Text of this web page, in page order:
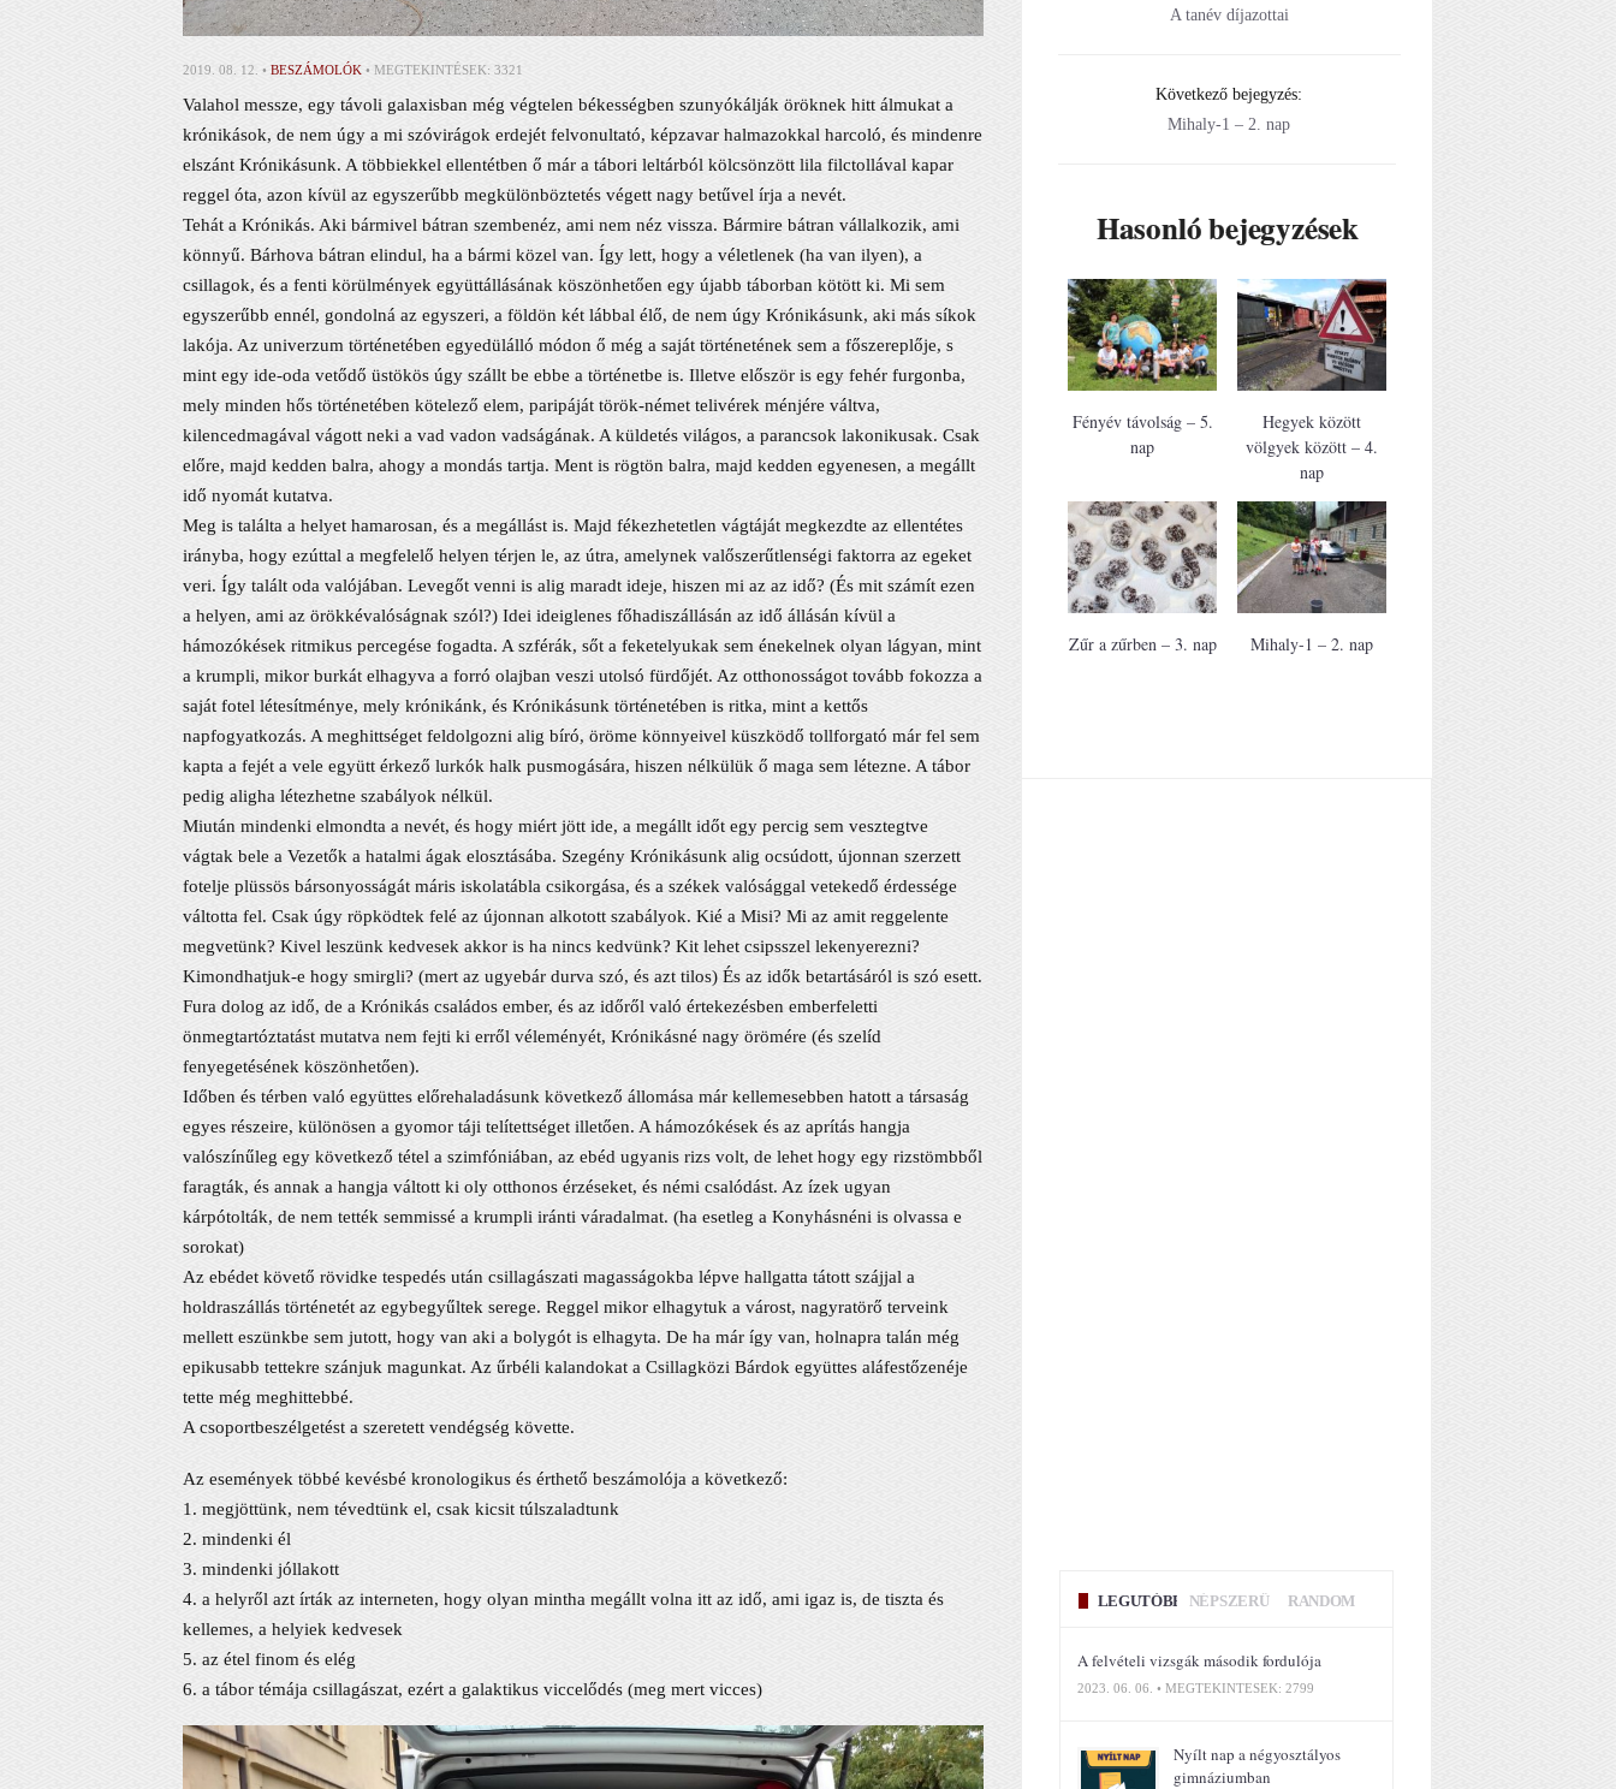
2019. 08. 12. • BESZÁMOLÓK • MEGTEKINTÉSEK: 3321
Valahol messze, egy távoli galaxisban még végtelen békességben szunyókálják öröknek hitt álmukat a
krónikások, de nem úgy a mi szóvirágok erdejét felvonultató, képzavar halmazokkal harcoló, és mindenre
elszánt Krónikásunk. A többiekkel ellentétben ő már a tábori leltárból kölcsönzött lila filctollával kapar
reggel óta, azon kívül az egyszerűbb megkülönböztetés végett nagy betűvel írja a nevét.
Tehát a Krónikás. Aki bármivel bátran szembenéz, ami nem néz vissza. Bármire bátran vállalkozik, ami
könnyű. Bárhova bátran elindul, ha a bármi közel van. Így lett, hogy a véletlenek (ha van ilyen), a
csillagok, és a fenti körülmények együttállásának köszönhetően egy újabb táborban kötött ki. Mi sem
egyszerűbb ennél, gondolná az egyszeri, a földön két lábbal élő, de nem úgy Krónikásunk, aki más síkok
lakója. Az univerzum történetében egyedülálló módon ő még a saját történetének sem a főszereplője, s
mint egy ide-oda vetődő üstökös úgy szállt be ebbe a történetbe is. Illetve először is egy fehér furgonba,
mely minden hős történetében kötelező elem, paripáját török-német telivérek ménjére váltva,
kilencedmagával vágott neki a vad vadon vadságának. A küldetés világos, a parancsok lakonikusak. Csak
előre, majd kedden balra, ahogy a mondás tartja. Ment is rögtön balra, majd kedden egyenesen, a megállt
idő nyomát kutatva.
Meg is találta a helyet hamarosan, és a megállást is. Majd fékezhetetlen vágtáját megkezdte az ellentétes
irányba, hogy ezúttal a megfelelő helyen térjen le, az útra, amelynek valőszerűtlenségi faktorra az egeket
veri. Így talált oda valójában. Levegőt venni is alig maradt ideje, hiszen mi az az idő? (És mit számít ezen
a helyen, ami az örökkévalóságnak szól?) Idei ideiglenes főhadiszállásán az idő állásán kívül a
hámozókések ritmikus percegése fogadta. A szférák, sőt a feketelyukak sem énekelnek olyan lágyan, mint
a krumpli, mikor burkát elhagyva a forró olajban veszi utolsó fürdőjét. Az otthonosságot tovább fokozza a
saját fotel létesítménye, mely krónikánk, és Krónikásunk történetében is ritka, mint a kettős
napfogyatkozás. A meghittséget feldolgozni alig bíró, öröme könnyeivel küszködő tollforgató már fel sem
kapta a fejét a vele együtt érkező lurkók halk pusmogására, hiszen nélkülük ő maga sem létezne. A tábor
pedig aligha létezhetne szabályok nélkül.
Miután mindenki elmondta a nevét, és hogy miért jött ide, a megállt időt egy percig sem vesztegtve
vágtak bele a Vezetők a hatalmi ágak elosztásába. Szegény Krónikásunk alig ocsúdott, újonnan szerzett
fotelje plüssös bársonyosságát máris iskolatábla csikorgása, és a székek valósággal vetekedő érdessége
váltotta fel. Csak úgy röpködtek felé az újonnan alkotott szabályok. Kié a Misi? Mi az amit reggelente
megvetünk? Kivel leszünk kedvesek akkor is ha nincs kedvünk? Kit lehet csipsszel lekenyerezni?
Kimondhatjuk-e hogy smirgli? (mert az ugyebár durva szó, és azt tilos) És az idők betartásáról is szó esett.
Fura dolog az idő, de a Krónikás családos ember, és az időről való értekezésben emberfeletti
önmegtartóztatást mutatva nem fejti ki erről véleményét, Krónikásné nagy örömére (és szelíd
fenyegetésének köszönhetően).
Időben és térben való együttes előrehaladásunk következő állomása már kellemesebben hatott a társaság
egyes részeire, különösen a gyomor táji telítettséget illetően. A hámozókések és az aprítás hangja
valószínűleg egy következő tétel a szimfóniában, az ebéd ugyanis rizs volt, de lehet hogy egy rizstömbből
faragták, és annak a hangja váltott ki oly otthonos érzéseket, és némi csalódást. Az ízek ugyan
kárpótolták, de nem tették semmissé a krumpli iránti váradalmat. (ha esetleg a Konyhásnéni is olvassa e
sorokat)
Az ebédet követő rövidke tespedés után csillagászati magasságokba lépve hallgatta tátott szájjal a
holdraszállás történetét az egybegyűltek serege. Reggel mikor elhagytuk a várost, nagyratörő terveink
mellett eszünkbe sem jutott, hogy van aki a bolygót is elhagyta. De ha már így van, holnapra talán még
epikusabb tettekre szánjuk magunkat. Az űrbéli kalandokat a Csillagközi Bárdok együttes aláfestőzenéje
tette még meghittebbé.
A csoportbeszélgetést a szeretett vendégség követte.
Az események többé kevésbé kronologikus és érthető beszámolója a következő:
1. megjöttünk, nem tévedtünk el, csak kicsit túlszaladtunk
2. mindenki él
3. mindenki jóllakott
4. a helyről azt írták az interneten, hogy olyan mintha megállt volna itt az idő, ami igaz is, de tiszta és
kellemes, a helyiek kedvesek
5. az étel finom és elég
6. a tábor témája csillagászat, ezért a galaktikus viccelődés (meg mert vicces)
A tanév díjazottai
Következő bejegyzés:
Mihaly-1 – 2. nap
Hasonló bejegyzések
Fényév távolság – 5.
nap
Hegyek között
völgyek között – 4.
nap
Zűr a zűrben – 3. nap Mihaly-1 – 2. nap
LEGUTÓBBI NÉPSZERŰ RANDOM
A felvételi vizsgák második fordulója
2023. 06. 06. • MEGTEKINTÉSEK: 2799
Nyílt nap a négyosztályos
gimnáziumban